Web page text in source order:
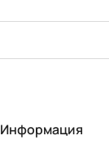
Информация